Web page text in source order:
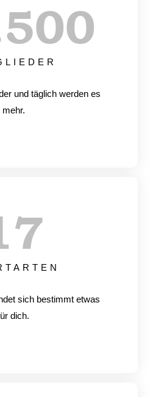
und täglich werden es
mehr.
sich bestimmt etwas
dich.